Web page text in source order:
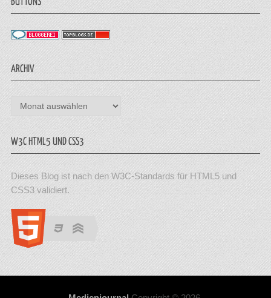
ARCHIV
Archiv
W3C HTML5 UND CSS3
Dieses Blog ist nach den W3C-Standards für HTML5 und
CSS3 validiert.